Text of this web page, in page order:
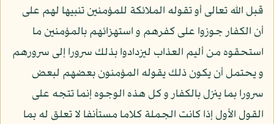
قبل الله تعالى أو تقوله الملائكة للمؤمنين تنبيها لهم على
أن الكفار جوزوا على كفرهم و استهزائهم بالمؤمنين ما
استحقوه من أليم العذاب ليزدادوا بذلك سرورا إلى سرورهم
و يحتمل أن يكون ذلك يقوله المؤمنون بعضهم لبعض
سرورا بما ينزل بالكفار و كل هذه الوجوه إنما تتجه على
القول الأول إذا كانت الجملة كلاما مستأنفا لا تعلق له بما